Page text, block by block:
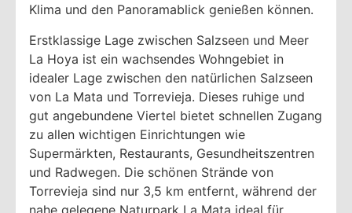
Klima und den Panoramablick genießen können.
Erstklassige Lage zwischen Salzseen und Meer
La Hoya ist ein wachsendes Wohngebiet in
idealer Lage zwischen den natürlichen Salzseen
von La Mata und Torrevieja. Dieses ruhige und
gut angebundene Viertel bietet schnellen Zugang
zu allen wichtigen Einrichtungen wie
Supermärkten, Restaurants, Gesundheitszentren
und Radwegen. Die schönen Strände von
Torrevieja sind nur 3,5 km entfernt, während der
nahe gelegene Naturpark La Mata ideal für